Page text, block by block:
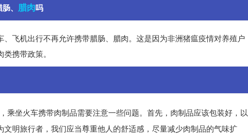
、 腊肉吗
飞机出行不再允许携带腊肠、腊肉。这是因为非洲猪瘟疫情对养殖户
携带政策。
乘坐火车携带肉制品需要注意一些问题。首先，肉制品应该包装好，以
明旅行者，我们应当尊重他人的舒适感，尽量减少肉制品的气味扩